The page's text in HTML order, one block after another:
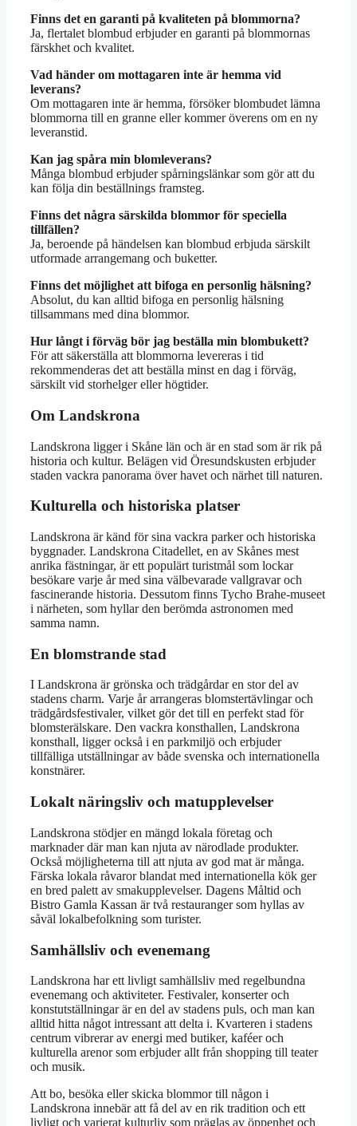
Finns det en garanti på kvaliteten på blommorna?
Ja, flertalet blombud erbjuder en garanti på blommornas
färskhet och kvalitet.
Vad händer om mottagaren inte är hemma vid
leverans?
Om mottagaren inte är hemma, försöker blombudet lämna
blommorna till en granne eller kommer överens om en ny
leveranstid.
Kan jag spåra min blomleverans?
Många blombud erbjuder spårningslänkar som gör att du
kan följa din beställnings framsteg.
Finns det några särskilda blommor för speciella
tillfällen?
Ja, beroende på händelsen kan blombud erbjuda särskilt
utformade arrangemang och buketter.
Finns det möjlighet att bifoga en personlig hälsning?
Absolut, du kan alltid bifoga en personlig hälsning
tillsammans med dina blommor.
Hur långt i förväg bör jag beställa min blombukett?
För att säkerställa att blommorna levereras i tid
rekommenderas det att beställa minst en dag i förväg,
särskilt vid storhelger eller högtider.
Om Landskrona
Landskrona ligger i Skåne län och är en stad som är rik på
historia och kultur. Belägen vid Öresundskusten erbjuder
staden vackra panorama över havet och närhet till naturen.
Kulturella och historiska platser
Landskrona är känd för sina vackra parker och historiska
byggnader. Landskrona Citadellet, en av Skånes mest
anrika fästningar, är ett populärt turistmål som lockar
besökare varje år med sina välbevarade vallgravar och
fascinerande historia. Dessutom finns Tycho Brahe-museet
i närheten, som hyllar den berömda astronomen med
samma namn.
En blomstrande stad
I Landskrona är grönska och trädgårdar en stor del av
stadens charm. Varje år arrangeras blomstertävlingar och
trädgårdsfestivaler, vilket gör det till en perfekt stad för
blomsterälskare. Den vackra konsthallen, Landskrona
konsthall, ligger också i en parkmiljö och erbjuder
tillfälliga utställningar av både svenska och internationella
konstnärer.
Lokalt näringsliv och matupplevelser
Landskrona stödjer en mängd lokala företag och
marknader där man kan njuta av närodlade produkter.
Också möjligheterna till att njuta av god mat är många.
Färska lokala råvaror blandat med internationella kök ger
en bred palett av smakupplevelser. Dagens Måltid och
Bistro Gamla Kassan är två restauranger som hyllas av
såväl lokalbefolkning som turister.
Samhällsliv och evenemang
Landskrona har ett livligt samhällsliv med regelbundna
evenemang och aktiviteter. Festivaler, konserter och
konstutställningar är en del av stadens puls, och man kan
alltid hitta något intressant att delta i. Kvarteren i stadens
centrum vibrerar av energi med butiker, kaféer och
kulturella arenor som erbjuder allt från shopping till teater
och musik.
Att bo, besöka eller skicka blommor till någon i
Landskrona innebär att få del av en rik tradition och ett
livligt och varierat kulturliv som präglas av öppenhet och